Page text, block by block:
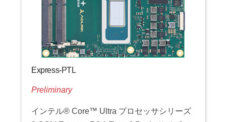
Express-PTL
Preliminary
インテル® Core™ Ultra プロセッサシリーズ